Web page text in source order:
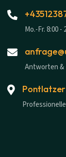
Mo.-Fr. 8:00 -
Antworten &